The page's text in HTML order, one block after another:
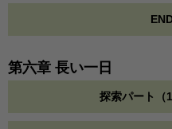
第六章 長い一日
探索パート（